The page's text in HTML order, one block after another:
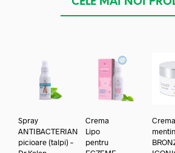
Spray
ANTIBACTERIAN
picioare (talpi) –
Crema
Lipo
pentru
Crema